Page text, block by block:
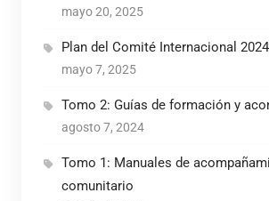
mayo 20, 2025
Plan del Comité Internacional
mayo 7, 2025
Tomo 2: Guías de formación y
agosto 7, 2024
Tomo 1: Manuales de
comunitario